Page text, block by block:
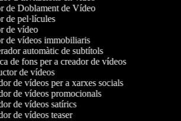
de Doblament de Vídeo
pel·lícules
de vídeo
de vídeos immobiliaris
automàtic de subtítols
de fons per a creador de vídeos
de vídeos
de vídeos per a xarxes socials
de vídeos promocionals
de vídeos satírics
de vídeos teaser